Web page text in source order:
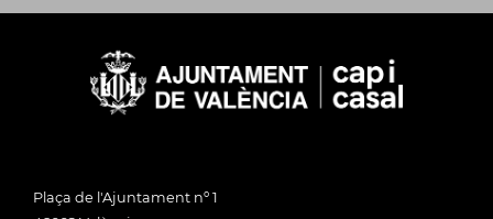
Plaça de l'Ajuntament nº 1